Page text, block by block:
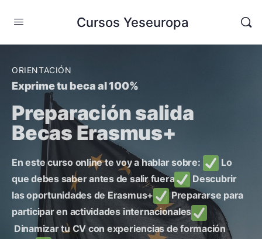
Cursos Yeseuropa
ORIENTACIÓN
Exprime tu beca al 100%
Preparación salida
Becas Erasmus+
En este curso online te voy a hablar sobre:
Lo
que debes saber antes de salir fuera
Descubrir
las oportunidades de Erasmus+
Prepararse para
participar en actividades internacionales
Dinamizar tu CV con experiencias de formación